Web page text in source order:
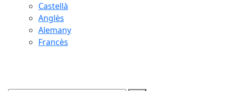
Castellà
Anglès
Alemany
Francès